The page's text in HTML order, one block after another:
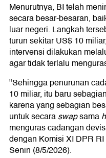
Menurutnya, BI telah
secara besar-besaran,
luar negeri. Langkah
turun sekitar US$ 10
intervensi dilakukan
agar tidak terlalu
"Sehingga penurunan
10 miliar, itu baru
karena yang sebagian
untuk secaraswapsama
menguras cadangan
dengan Komisi XI DPR
Senin (8/5/2026).